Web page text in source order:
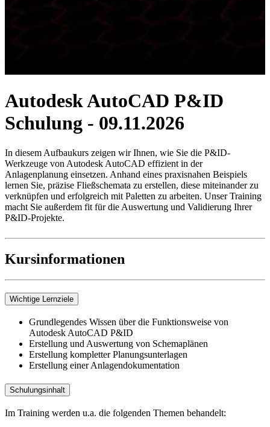
Autodesk AutoCAD P&ID
Schulung - 09.11.2026
In diesem Aufbaukurs zeigen wir Ihnen, wie Sie die P&ID-
Werkzeuge von Autodesk AutoCAD effizient in der
Anlagenplanung einsetzen. Anhand eines praxisnahen Beispiels
lernen Sie, präzise Fließschemata zu erstellen, diese miteinander zu
verknüpfen und erfolgreich mit Paletten zu arbeiten. Unser Training
macht Sie außerdem fit für die Auswertung und Validierung Ihrer
P&ID-Projekte.
Kursinformationen
Wichtige Lernziele
Grundlegendes Wissen über die Funktionsweise von
Autodesk AutoCAD P&ID
Erstellung und Auswertung von Schemaplänen
Erstellung kompletter Planungsunterlagen
Erstellung einer Anlagendokumentation
Schulungsinhalt
Im Training werden u.a. die folgenden Themen behandelt: